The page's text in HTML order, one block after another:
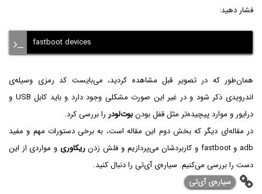
فشار دهید:
fastboot devices
همان‌طور که در تصویر قبل مشاهده کردید، می‌بایست کد رمزی وسیله‌ی
اندرویدی ذکر شود و در غیر این صورت مشکلی وجود دارد و باید کابل USB و
درایور و موارد پیچیده‌تر مثل قفل بودنبوت‌لودر را بررسی کرد.
در مقاله‌ای دیگر که بخش دوم این مقاله است، به برخی دستورات مهم و مفید
adb و fastboot و کاربردشان می‌پردازیم و فلش زدن
ریکاوری و مواردی از این
دست را بررسی می‌کنیم. سیاره‌ی آی‌تی را دنبال کنید.
سیاره‌ی ‌آی‌تی